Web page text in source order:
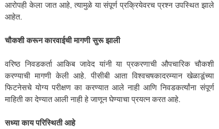
आरोपही केला जात आहे, त्यामुळे या संपूर्ण प्रक्रियेवरच प्रश्न उपस्थित झाले
आहेत.
चौकशी करून कारवाईची मागणी सुरू झाली
वरिष्ठ निवडकर्ता आकिब जावेद यांनी या प्रकरणाची औपचारिक चौकशी
करण्याची मागणी केली आहे. पीसीबी आता विश्वचषकादरम्यान खेळाडूंच्या
फिटनेसचे योग्य परीक्षण का करण्यात आले नाही आणि निवडकर्त्यांना संपूर्ण
माहिती का देण्यात आली नाही हे जाणून घेण्याचा प्रयत्न करत आहे.
सध्या काय परिस्थिती आहे